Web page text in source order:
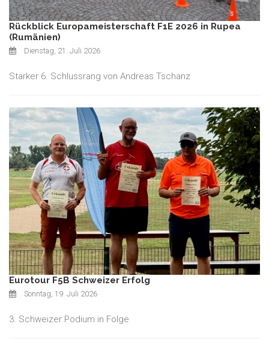
Rückblick Europameisterschaft F1E 2026 in Rupea
(Rumänien)
Dienstag, 21. Juli 2026
Starker 6. Schlussrang von Andreas Tschanz
Eurotour F5B Schweizer Erfolg
Sonntag, 19. Juli 2026
3. Schweizer Podium in Folge